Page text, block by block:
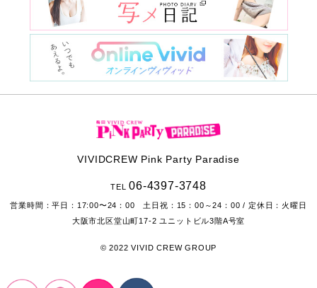
VIVIDCREW Pink Party Paradise
TEL06-4397-3748
営業時間：平日：17:00〜24：00 土日祝：15：00～24：00 / 定休日：火曜日
大阪市北区堂山町17-2 ユニットビル3階A号室
© 2022 VIVID CREW GROUP